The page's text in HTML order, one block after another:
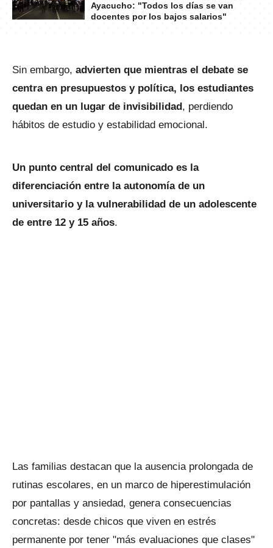
Ayacucho: "Todos los días se van
docentes por los bajos salarios"
Sin embargo, advierten que mientras el debate se
centra en presupuestos y política, los estudiantes
quedan en un lugar de invisibilidad, perdiendo
hábitos de estudio y estabilidad emocional.
Un punto central del comunicado es la
diferenciación entre la autonomía de un
universitario y la vulnerabilidad de un adolescente
de entre 12 y 15 años.
Las familias destacan que la ausencia prolongada de
rutinas escolares, en un marco de hiperestimulación
por pantallas y ansiedad, genera consecuencias
concretas: desde chicos que viven en estrés
permanente por tener "más evaluaciones que clases"